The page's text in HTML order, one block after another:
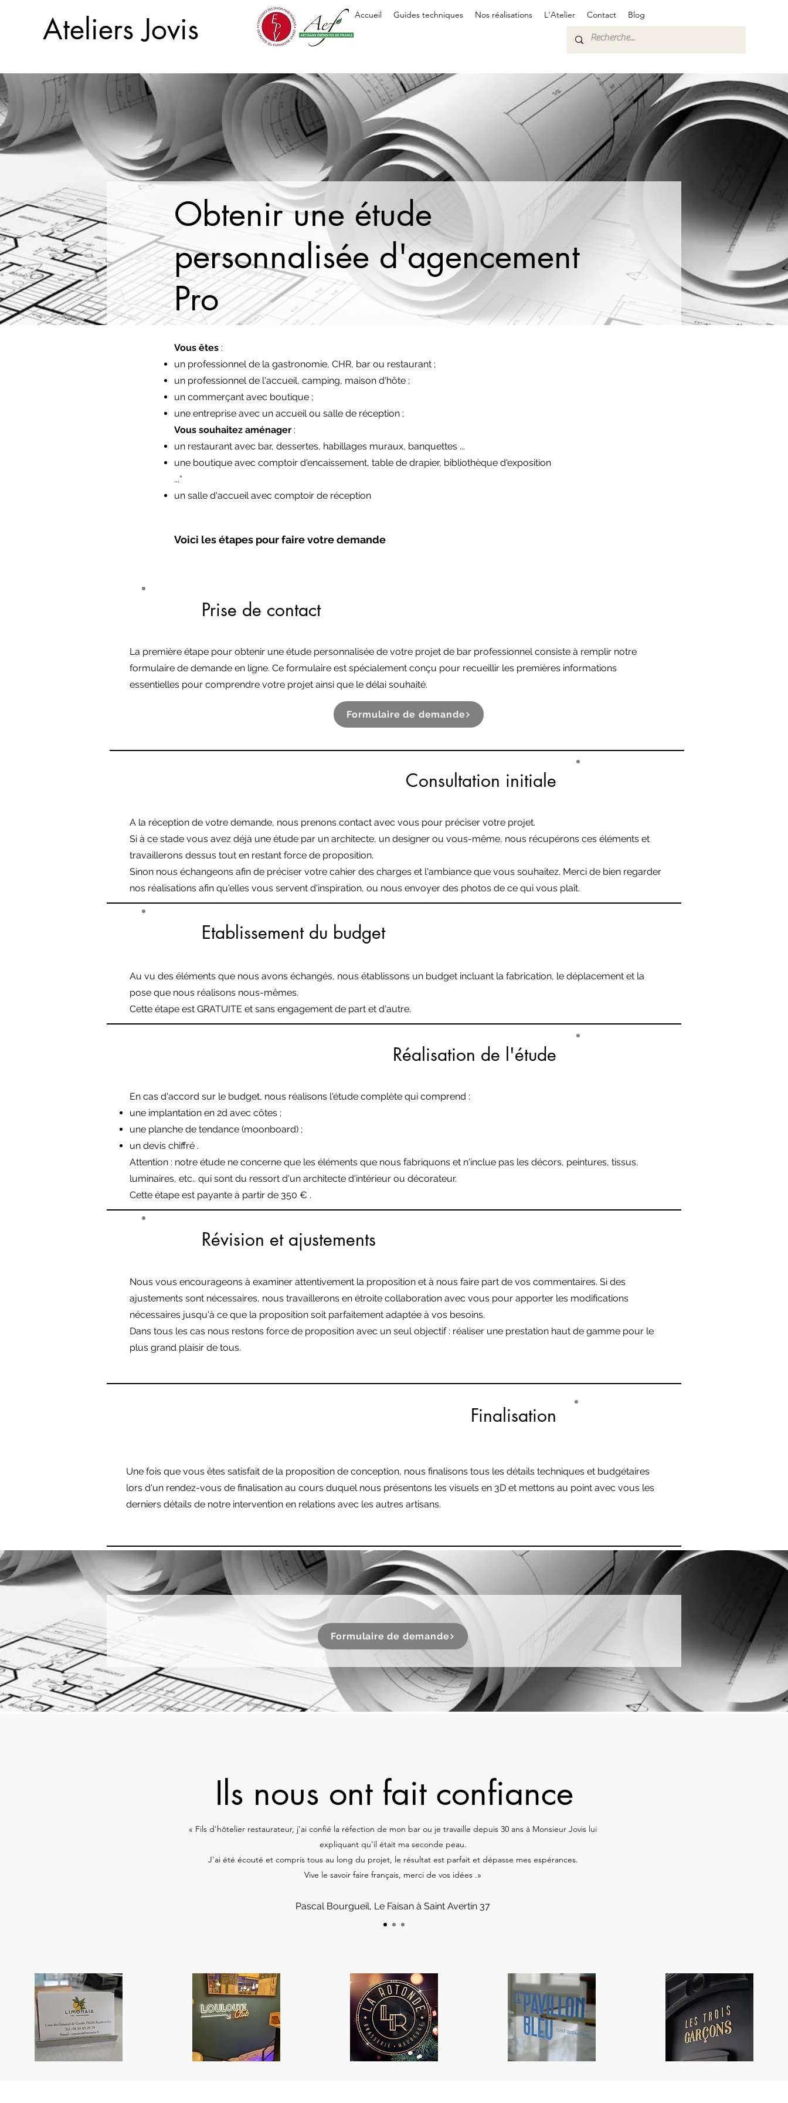
Ateliers Jovis Accueil Guides techniques Nos réalisations L'Atelier Contact Blog
Voici les étapes pour faire votre demande
Obtenir une étude
personnalisée d'agencement
Pro
Vous êtes :
un professionnel de la gastronomie, CHR, bar ou restaurant ;
un professionnel de l'accueil, camping, maison d'hôte ;
un commerçant avec boutique ;
une entreprise avec un accueil ou salle de réception ;
Vous souhaitez aménager :
un restaurant avec bar, dessertes, habillages muraux, banquettes ...
une boutique avec comptoir d'encaissement, table de drapier, bibliothèque d'exposition
...*
un salle d'accueil avec comptoir de réception
Prise de contact
La première étape pour obtenir une étude personnalisée de votre projet de bar professionnel consiste à remplir notre
formulaire de demande en ligne. Ce formulaire est spécialement conçu pour recueillir les premières informations
essentielles pour comprendre votre projet ainsi que le délai souhaité.
Formulaire de demande
Consultation initiale
A la réception de votre demande, nous prenons contact avec vous pour préciser votre projet.
Si à ce stade vous avez déjà une étude par un architecte, un designer ou vous-même, nous récupérons ces éléments et
travaillerons dessus tout en restant force de proposition.
Sinon nous échangeons afin de préciser votre cahier des charges et l'ambiance que vous souhaitez. Merci de bien regarder
nos réalisations afin qu'elles vous servent d'inspiration, ou nous envoyer des photos de ce qui vous plaît.
Etablissement du budget
Au vu des éléments que nous avons échangés, nous établissons un budget incluant la fabrication, le déplacement et la
pose que nous réalisons nous-mêmes.
Cette étape est GRATUITE et sans engagement de part et d'autre.
Réalisation de l'étude
En cas d'accord sur le budget, nous réalisons l'étude complète qui comprend :
une implantation en 2d avec côtes ;
une planche de tendance (moonboard) ;
un devis chiffré .
Attention : notre étude ne concerne que les éléments que nous fabriquons et n'inclue pas les décors, peintures, tissus,
luminaires, etc.. qui sont du ressort d'un architecte d'intérieur ou décorateur.
Cette étape est payante à partir de 350 € .
Révision et ajustements
Nous vous encourageons à examiner attentivement la proposition et à nous faire part de vos commentaires. Si des
ajustements sont nécessaires, nous travaillerons en étroite collaboration avec vous pour apporter les modifications
nécessaires jusqu'à ce que la proposition soit parfaitement adaptée à vos besoins.
Dans tous les cas nous restons force de proposition avec un seul objectif : réaliser une prestation haut de gamme pour le
plus grand plaisir de tous.
Finalisation
Une fois que vous êtes satisfait de la proposition de conception, nous finalisons tous les détails techniques et budgétaires
lors d'un rendez-vous de finalisation au cours duquel nous présentons les visuels en 3D et mettons au point avec vous les
derniers détails de notre intervention en relations avec les autres artisans.
Formulaire de demande
Ils nous ont fait confiance
« Fils d'hôtelier restaurateur, j'ai confié la réfection de mon bar ou je travaille depuis 30 ans à Monsieur Jovis lui
expliquant qu'il était ma seconde peau.
J'ai été écouté et compris tous au long du projet, le résultat est parfait et dépasse mes espérances.
Vive le savoir faire français, merci de vos idées .»
Pascal Bourgueil, Le Faisan à Saint Avertin 37